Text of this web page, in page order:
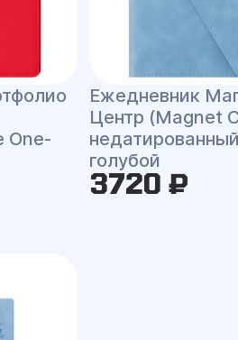
One-
Ежедневник
Центр (Magnet
голубой
3720 ₽